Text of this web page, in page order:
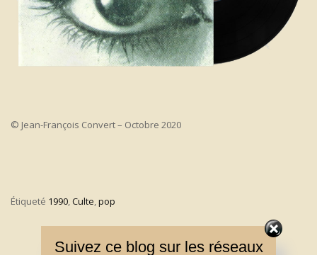
© Jean-François Convert – Octobre 2020
Étiqueté 1990,Culte,pop
Suivez ce blog sur les réseaux